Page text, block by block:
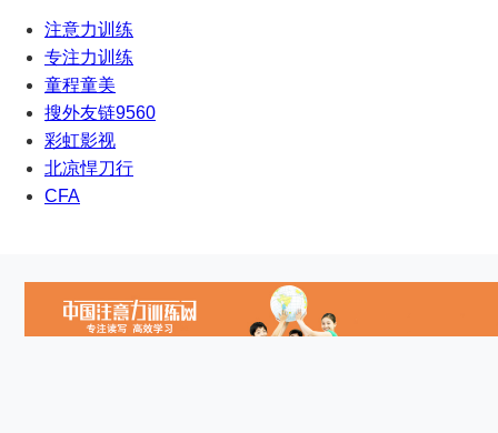
注意力训练
专注力训练
童程童美
搜外友链9560
彩虹影视
北凉悍刀行
CFA